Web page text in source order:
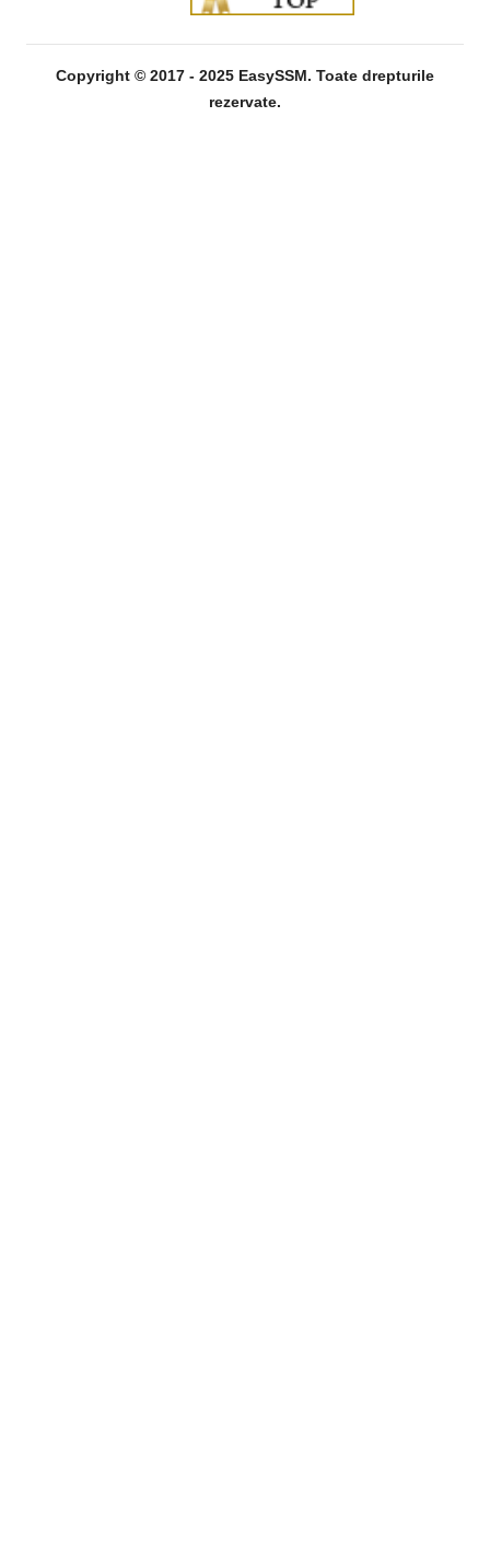
Copyright © 2017 - 2025 EasySSM. Toate drepturile
rezervate.